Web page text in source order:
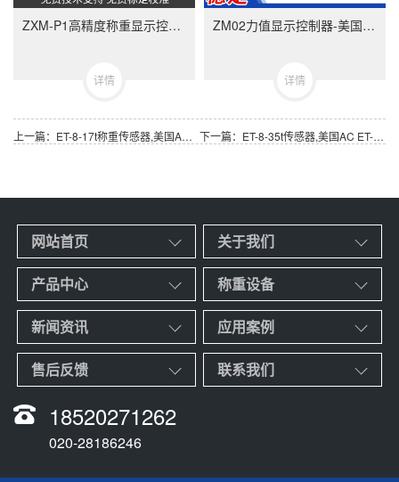
ZXM-P1高精度称重显示控制器-ZXMP1美国中克塞尔品牌称重仪表
详情
ZM02力值显示控制器-美国中克塞尔品牌称重仪表
详情
上一篇：ET-8-17t称重传感器,美国AC品牌ET-8-17t称重测力传感器 下一篇：ET-8-35t传感器,美国AC ET-8-35t 称重传感器
网站首页 关于我们
产品中心 称重设备
新闻资讯 应用案例
售后反馈 联系我们
18520271262
020-28186246